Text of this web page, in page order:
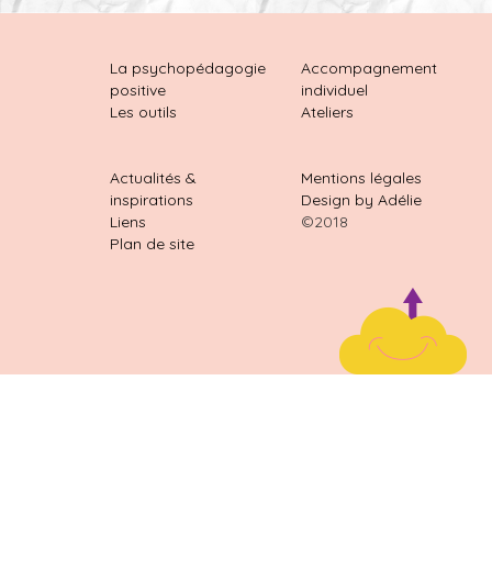
La psychopédagogie
positive
Les outils
Accompagnement
individuel
Ateliers
Actualités &
inspirations
Liens
Plan de site
Mentions légales
Design by Adélie
©2018